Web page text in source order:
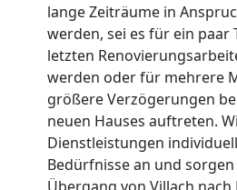
lange Zeiträume in
werden, sei es für ein paar
letzten
werden oder für mehrere
größere Verzögerungen
neuen Hauses auftreten.
Dienstleistungen
Bedürfnisse an und